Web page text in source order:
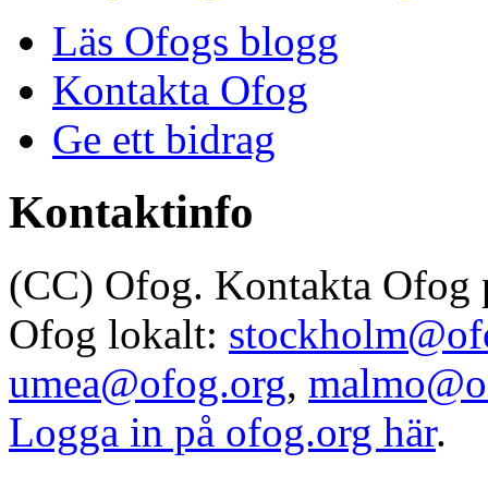
Läs Ofogs blogg
Kontakta Ofog
Ge ett bidrag
Kontaktinfo
(CC) Ofog. Kontakta Ofog
Ofog lokalt:
umea@ofog.org,
Logga in på ofog.org här.